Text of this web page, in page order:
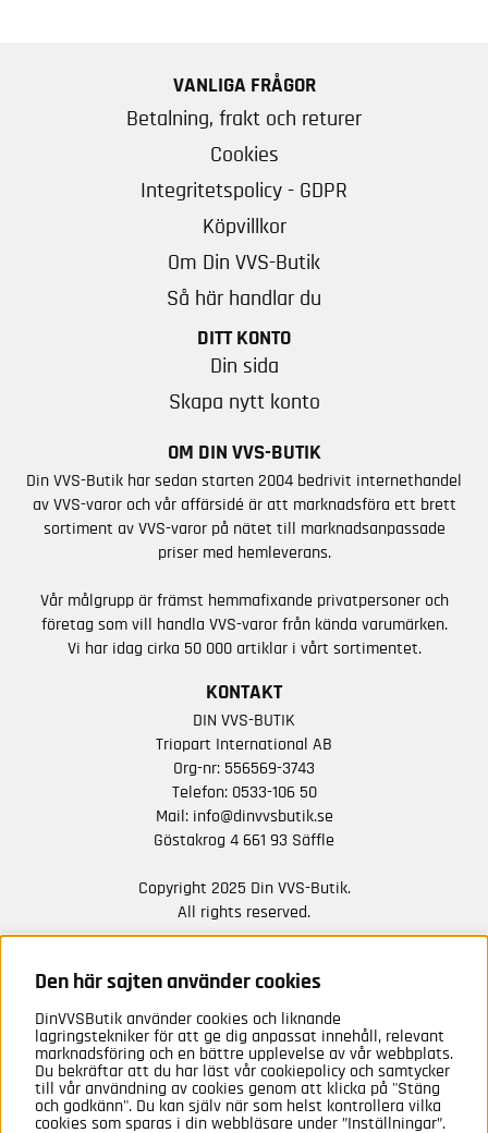
VANLIGA FRÅGOR
Betalning, frakt och returer
Cookies
Integritetspolicy - GDPR
Köpvillkor
Om Din VVS-Butik
Så här handlar du
DITT KONTO
Din sida
Skapa nytt konto
OM DIN VVS-BUTIK
Din VVS-Butik har sedan starten 2004 bedrivit internethandel
av VVS-varor och vår affärsidé är att marknadsföra ett brett
sortiment av VVS-varor på nätet till marknadsanpassade
priser med hemleverans.
Vår målgrupp är främst hemmafixande privatpersoner och
företag som vill handla VVS-varor från kända varumärken.
Vi har idag cirka 50 000 artiklar i vårt sortimentet.
KONTAKT
DIN VVS-BUTIK
Triopart International AB
Org-nr: 556569-3743
Telefon: 0533-106 50
Mail: info@dinvvsbutik.se
Göstakrog 4 661 93 Säffle
Copyright 2025 Din VVS-Butik.
All rights reserved.
NYHETER FRÅN OSS
Anmäl mig
Den här sajten använder cookies
DinVVSButik använder cookies och liknande
lagringstekniker för att ge dig anpassat innehåll, relevant
marknadsföring och en bättre upplevelse av vår webbplats.
Du bekräftar att du har läst vår cookiepolicy och samtycker
till vår användning av cookies genom att klicka på "Stäng
och godkänn". Du kan själv när som helst kontrollera vilka
cookies som sparas i din webbläsare under ”Inställningar”.